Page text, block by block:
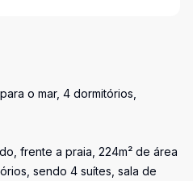
o mar, 4 dormitórios,
frente a praia, 224m² de área
sendo 4 suítes, sala de